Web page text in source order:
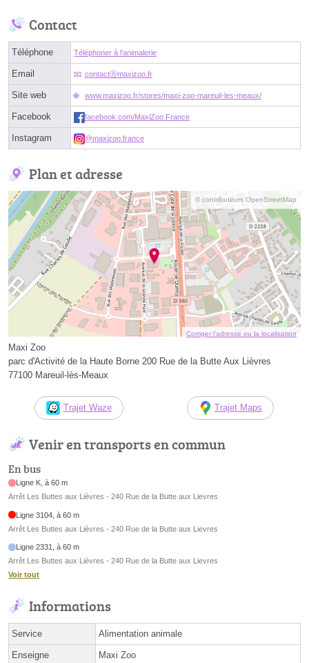
Contact
Téléphone Téléphoner à l'animalerie
Email contactⓐmaxizoo.fr
Site web www.maxizoo.fr/stores/maxi-zoo-mareuil-les-meaux/
Facebook facebook.com/MaxiZoo.France
Instagram @maxizoo.france
Plan et adresse
© contributeurs OpenStreetMap
Corriger l’adresse ou la localisation
Maxi Zoo
parc d'Activité de la Haute Borne 200 Rue de la Butte Aux Lièvres
77100 Mareuil-lès-Meaux
Trajet Waze Trajet Maps
Venir en transports en commun
En bus
Ligne K, à 60 m
Arrêt Les Buttes aux Lièvres - 240 Rue de la Butte aux Lievres
Ligne 3104, à 60 m
Arrêt Les Buttes aux Lièvres - 240 Rue de la Butte aux Lievres
Ligne 2331, à 60 m
Arrêt Les Buttes aux Lièvres - 240 Rue de la Butte aux Lievres
Voir tout
Informations
Service Alimentation animale
Enseigne Maxi Zoo